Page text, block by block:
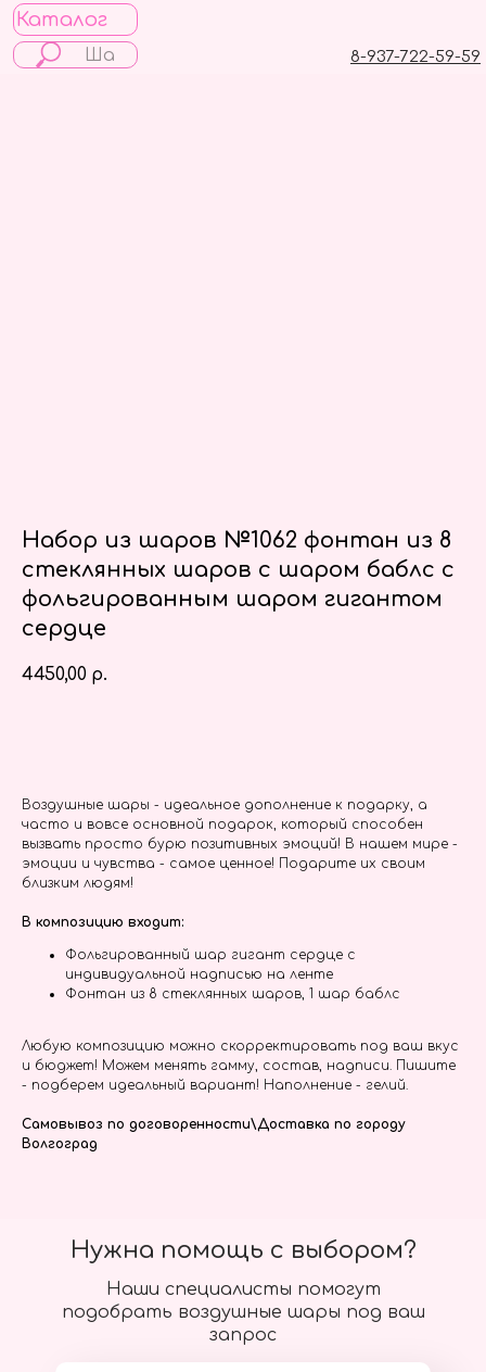
Каталог
8-937-722-59-59
Набор из шаров №1062 фонтан из 8
стеклянных шаров с шаром баблс с
фольгированным шаром гигантом
сердце
4450,00 р.
Воздушные шары - идеальное дополнение к подарку, а
часто и вовсе основной подарок, который способен
вызвать просто бурю позитивных эмоций! В нашем мире -
эмоции и чувства - самое ценное! Подарите их своим
близким людям!
В композицию входит:
Фольгированный шар гигант сердце с
индивидуальной надписью на ленте
Фонтан из 8 стеклянных шаров, 1 шар баблс
Любую композицию можно скорректировать под ваш вкус
и бюджет! Можем менять гамму, состав, надписи. Пишите
- подберем идеальный вариант! Наполнение - гелий.
Самовывоз по договоренности\Доставка по городу
Волгоград
Наши специалисты помогут
подобрать воздушные шары под ваш
запрос
Нужна помощь с выбором?